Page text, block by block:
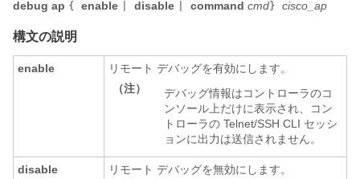
debug ap { enable disable command cmd } cisco_ap
構文の説明
enable
リモート デバッグを有効にします。
（注）
デバッグ情報はコントローラのコ
ンソール上だけに表示され、コン
トローラの Telnet/SSH CLI セッシ
ョンに出力は送信されません。
disable
リモート デバッグを無効にします。